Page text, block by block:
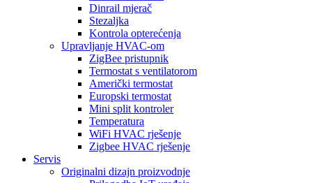
Dinrail mjerač
Stezaljka
Kontrola opterećenja
Upravljanje HVAC-om
ZigBee pristupnik
Termostat s ventilatorom
Američki termostat
Europski termostat
Mini split kontroler
Temperatura
WiFi HVAC rješenje
Zigbee HVAC rješenje
Servis
Originalni dizajn proizvodnje